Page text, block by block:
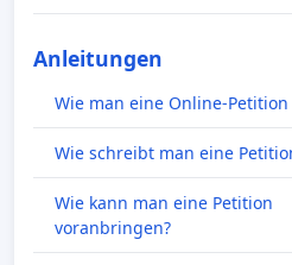
Anleitungen
Wie man eine Online-
Wie schreibt man eine
Wie kann man eine Petition
voranbringen?